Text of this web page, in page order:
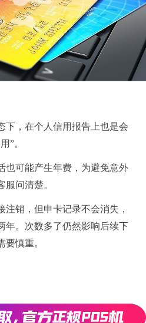
下，在个人信用报告上也是会
”。
也可能产生年费，为避免意外
问清楚。
注销，但申卡记录不会消失，
年。次数多了仍然影响后续下
慎重。